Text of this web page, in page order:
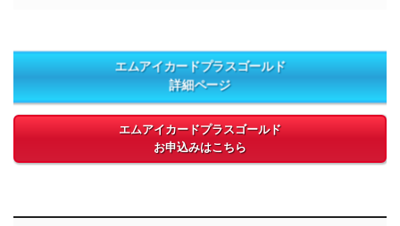
エムアイカードプラスゴールド
詳細ページ
エムアイカードプラスゴールド
お申込みはこちら